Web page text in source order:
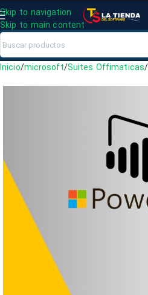
Skip to navigation
Skip to main content
Inicio microsoft Suites Offimaticas